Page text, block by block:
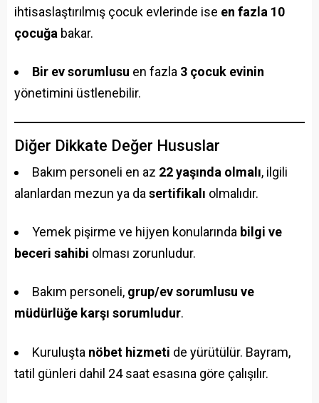
ihtisaslaştırılmış çocuk evlerinde ise en fazla 10
çocuğa bakar.
Bir ev sorumlusu en fazla 3 çocuk evinin
yönetimini üstlenebilir.
Diğer Dikkate Değer Hususlar
Bakım personeli en az 22 yaşında olmalı, ilgili
alanlardan mezun ya da sertifikalı olmalıdır.
Yemek pişirme ve hijyen konularında bilgi ve
beceri sahibi olması zorunludur.
Bakım personeli, grup/ev sorumlusu ve
müdürlüğe karşı sorumludur.
Kuruluşta nöbet hizmeti de yürütülür. Bayram,
tatil günleri dahil 24 saat esasına göre çalışılır.